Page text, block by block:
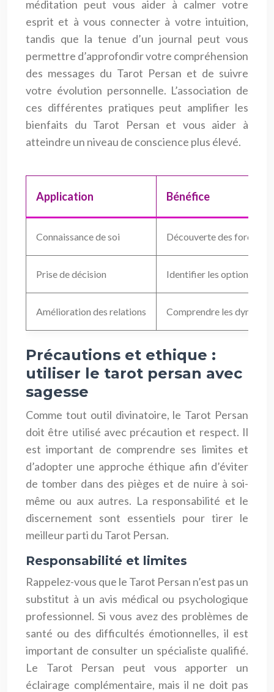
méditation peut vous aider à calmer votre
esprit et à vous connecter à votre intuition,
tandis que la tenue d’un journal peut vous
permettre d’approfondir votre compréhension
des messages du Tarot Persan et de suivre
votre évolution personnelle. L’association de
ces différentes pratiques peut amplifier les
bienfaits du Tarot Persan et vous aider à
atteindre un niveau de conscience plus élevé.
Application Bénéfice
Connaissance de soi Découverte des forces et
Prise de décision Identifier les options et
Amélioration des relations Comprendre les
Précautions et ethique :
utiliser le tarot persan avec
sagesse
Comme tout outil divinatoire, le Tarot Persan
doit être utilisé avec précaution et respect. Il
est important de comprendre ses limites et
d’adopter une approche éthique afin d’éviter
de tomber dans des pièges et de nuire à soi-
même ou aux autres. La responsabilité et le
discernement sont essentiels pour tirer le
meilleur parti du Tarot Persan.
Responsabilité et limites
Rappelez-vous que le Tarot Persan n’est pas un
substitut à un avis médical ou psychologique
professionnel. Si vous avez des problèmes de
santé ou des difficultés émotionnelles, il est
important de consulter un spécialiste qualifié.
Le Tarot Persan peut vous apporter un
éclairage complémentaire, mais il ne doit pas